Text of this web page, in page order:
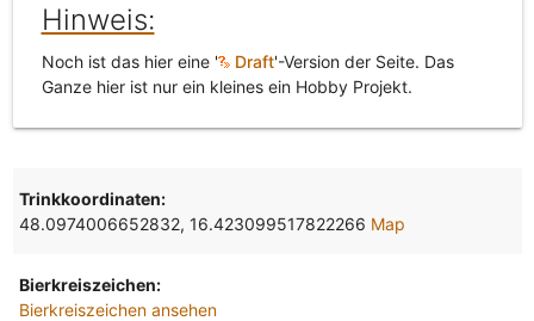
Hinweis:
Noch ist das hier eine ' Draft'-Version der Seite. Das
Ganze hier ist nur ein kleines ein Hobby Projekt.
Trinkkoordinaten:
48.0974006652832, 16.423099517822266 Map
Bierkreiszeichen:
Bierkreiszeichen ansehen